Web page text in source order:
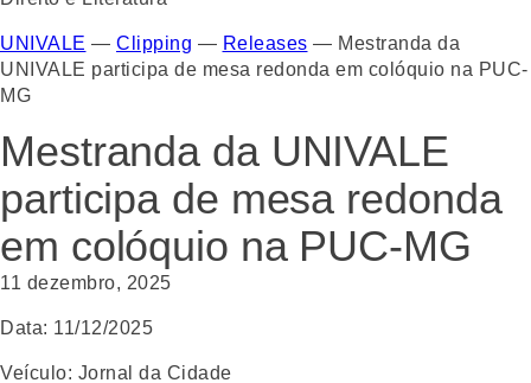
UNIVALE — Clipping — Releases — Mestranda da
UNIVALE participa de mesa redonda em colóquio na PUC-
MG
Mestranda da UNIVALE
participa de mesa redonda
em colóquio na PUC-MG
11 dezembro, 2025
Data: 11/12/2025
Veículo: Jornal da Cidade